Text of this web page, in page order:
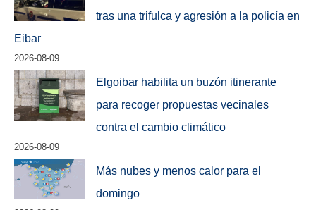
tras una trifulca y agresión a la policía en
Eibar
2026-08-09
Elgoibar habilita un buzón itinerante
para recoger propuestas vecinales
contra el cambio climático
2026-08-09
Más nubes y menos calor para el
domingo